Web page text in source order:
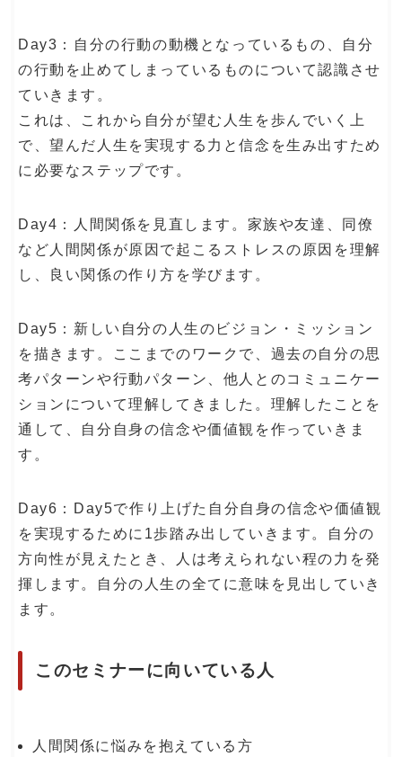
Day3：自分の行動の動機となっているもの、自分
の行動を止めてしまっているものについて認識させ
ていきます。
これは、これから自分が望む人生を歩んでいく上
で、望んだ人生を実現する力と信念を生み出すため
に必要なステップです。
Day4：人間関係を見直します。家族や友達、同僚
など人間関係が原因で起こるストレスの原因を理解
し、良い関係の作り方を学びます。
Day5：新しい自分の人生のビジョン・ミッション
を描きます。ここまでのワークで、過去の自分の思
考パターンや行動パターン、他人とのコミュニケー
ションについて理解してきました。理解したことを
通して、自分自身の信念や価値観を作っていきま
す。
Day6：Day5で作り上げた自分自身の信念や価値観
を実現するために1歩踏み出していきます。自分の
方向性が見えたとき、人は考えられない程の力を発
揮します。自分の人生の全てに意味を見出していき
ます。
このセミナーに向いている人
人間関係に悩みを抱えている方